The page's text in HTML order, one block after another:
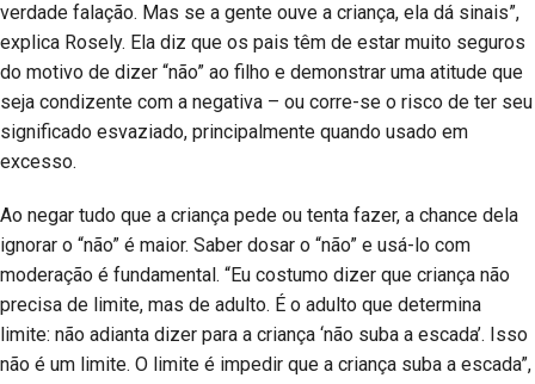
verdade falação. Mas se a gente ouve a criança, ela dá sinais”,
explica Rosely. Ela diz que os pais têm de estar muito seguros
do motivo de dizer “não” ao filho e demonstrar uma atitude que
seja condizente com a negativa – ou corre-se o risco de ter seu
significado esvaziado, principalmente quando usado em
excesso.
Ao negar tudo que a criança pede ou tenta fazer, a chance dela
ignorar o “não” é maior. Saber dosar o “não” e usá-lo com
moderação é fundamental. “Eu costumo dizer que criança não
precisa de limite, mas de adulto. É o adulto que determina
limite: não adianta dizer para a criança ‘não suba a escada’. Isso
não é um limite. O limite é impedir que a criança suba a escada”,